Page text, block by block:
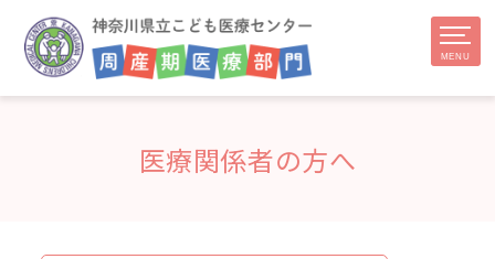
医療関係者の方へ